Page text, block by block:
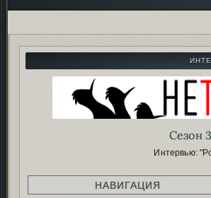
Сезон
Интервью:
НАВИГАЦИЯ